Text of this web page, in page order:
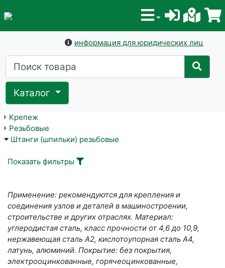
информация для юридических лиц
Каталог
Крепеж
Резьбовые
Штанги (шпильки) резьбовые
Показать фильтры
Применение: рекомендуются для крепления и
соединения узлов и деталей в машиностроении,
строительстве и других отраслях. Материал:
углеродистая сталь, класс прочности от 4,6 до 10,9,
нержавеющая сталь А2, кислотоупорная сталь А4,
латунь, алюминий. Покрытие: без покрытия,
электрооцинкованные, горячеоцинкованные,